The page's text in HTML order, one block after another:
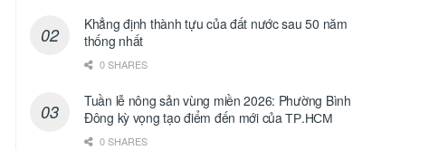
Khẳng định thành tựu của đất nước sau 50 năm
thống nhất
0 SHARES
Tuần lễ nông sản vùng miền 2026: Phường Bình
Đông kỳ vọng tạo điểm đến mới của ТР.НСМ
0 SHARES